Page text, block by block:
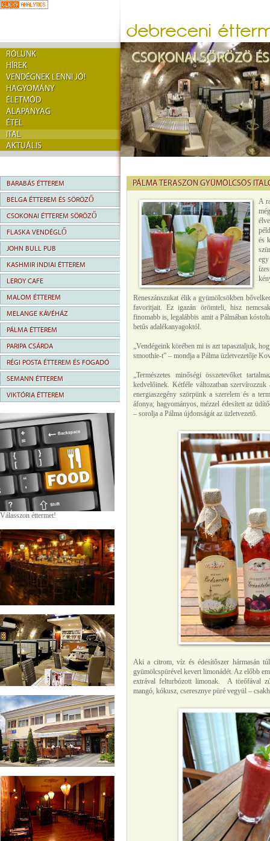
RÓLUNK
HÍREK
VENDÉGNEK LENNI JÓ!
HAGYOMÁNY
ÉLETMÓD
ALAPANYAG
ÉTEL
ITAL
AKTUÁLIS
BARABÁS ÉTTEREM
BELGA ÉTTEREM ÉS SÖRÖZŐ
CSOKONAI ÉTTEREM SÖRÖZŐ
FLASKA VENDÉGLŐ
JOHN BULL PUB
KASHMIR INDIAI ÉTTEREM
LEROY CAFE
MALOM ÉTTEREM
MELANGE KÁVÉHÁZ
PÁLMA ÉTTEREM
PARIPA CSÁRDA
RÉGI POSTA ÉTTEREM ÉS FOGADÓ
SEMANN ÉTTEREM
VIKTÓRIA ÉTTEREM
Válasszon éttermet!
PÁLMA TERASZON GYÜMÖLCSÖS
A
és
Reneszánszukat élik a gyümölcsökben
favoritjait. Ez igazán örömteli, hisz
finomabb is, legalábbis amit a Pálmában
betűs adalékanyagoktól.
„Vendégeink körében mi is azt tapasztaljuk,
smoothie-t” – mondja a Pálma üzletvezetője
„Természetes minőségi összetevőket
kedvelőinek. Kétféle változatban
energiaszegény szörpünk a szerelem és a
áfonya; hagyományos, mézzel édesített az
– sorolja a Pálma újdonságát az üzletvezető.
Aki a citrom, víz és édesítőszer hármasán
gyümölcspürével kevert limonádét. Az előbb
extrával felturbózott limonak. A törőfával
mangó, kókusz, cseresznye püré vegyül –